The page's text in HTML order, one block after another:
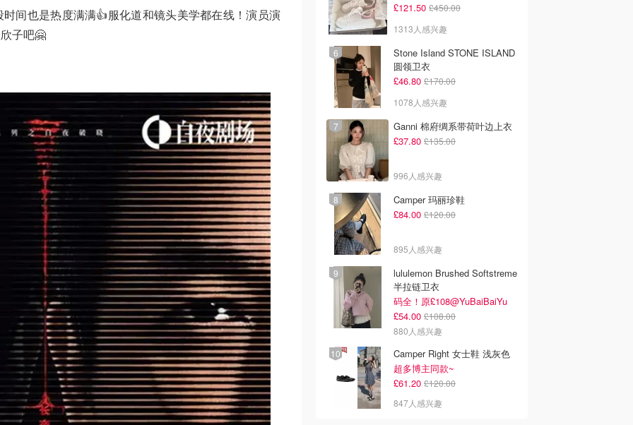
间也是热度满满👍服化道和镜头美学都在线！演员演
子吧🤗
£121.50 £450.00
1313人感兴趣
Stone Island STONE ISLAND
圆领卫衣
£46.80 £170.00
1078人感兴趣
Ganni 棉府绸系带荷叶边上衣
£37.80 £135.00
996人感兴趣
Camper 玛丽珍鞋
£84.00 £120.00
895人感兴趣
lululemon Brushed Softstreme
半拉链卫衣
码全！原£108@YuBaiBaiYu
£54.00 £108.00
880人感兴趣
Camper Right 女士鞋 浅灰色
超多博主同款~
£61.20 £120.00
847人感兴趣